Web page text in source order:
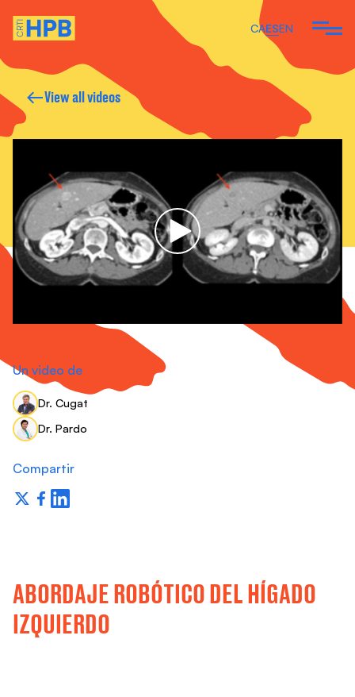
CAESEN
Y
View all videos
Un video de
Dr. Cugat
Dr. Pardo
Compartir
ABORDAJE ROBÓTICO DEL HÍGADO
IZQUIERDO